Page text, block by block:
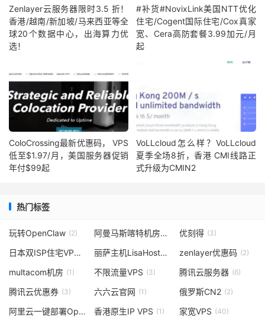
Zenlayer云服务器限时3.5 折！
香港/越南/新加坡/马来西亚等全
球20个数据中心，出海算力优
选！
#补货#NovixLink美国NTT优化
住宅/Cogent国际住宅/Cox真家
宽、Cera高防套餐3.99加元/月
起
ColoCrossing最新优惠码， VPS
低至$1.97/月，美国服务器促销
年付$99起
VoLLcloud怎么样？VoLLcloud
夏季全场8折，香港 CMI线路正
式升级为CMIN2
热门标签
玩转OpenClaw (2) 阿曼马斯喀特机房vps (2)
优刻得 (3)
日本双ISP住宅VPS 丽萨主机LisaHost zenlayer优惠码 (2)
multacom机房 (1) 不限流量VPS (3) 腾讯云服务器 (6)
腾讯云优惠券 (3) 六六云官网 (1) 俄罗斯CN2 (2)
阿里云一键部署OpenClaw (4)
香港原生IP VPS (1) 家宽VPS (40)